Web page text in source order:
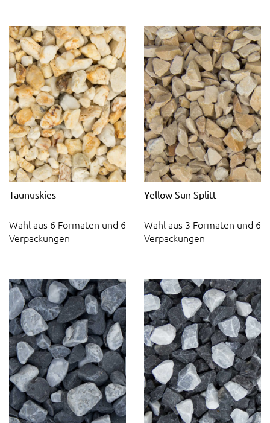
Taunuskies
Wahl aus 6 Formaten und 6
Verpackungen
Yellow Sun Splitt
Wahl aus 3 Formaten und 6
Verpackungen